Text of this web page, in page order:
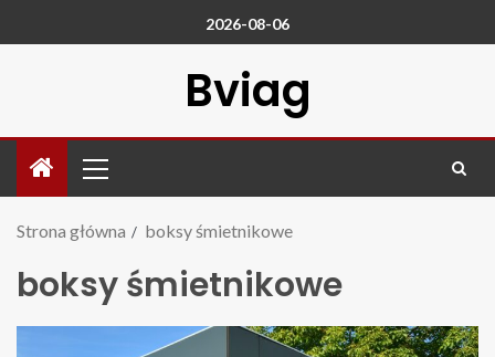
2026-08-06
Bviag
Strona główna boksy śmietnikowe
boksy śmietnikowe